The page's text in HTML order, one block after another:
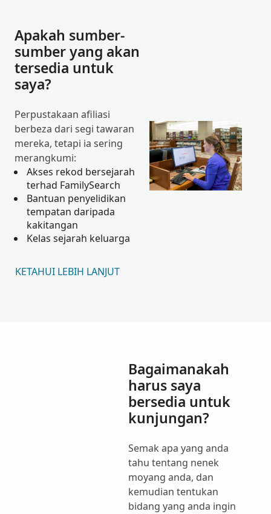
Apakah sumber-
sumber yang akan
tersedia untuk
saya?
Perpustakaan afiliasi
berbeza dari segi tawaran
mereka, tetapi ia sering
merangkumi:
Akses rekod bersejarah
terhad FamilySearch
Bantuan penyelidikan
tempatan daripada
kakitangan
Kelas sejarah keluarga
KETAHUI LEBIH LANJUT
Bagaimanakah
harus saya
bersedia untuk
kunjungan?
Semak apa yang anda
tahu tentang nenek
moyang anda, dan
kemudian tentukan
bidang yang anda ingin